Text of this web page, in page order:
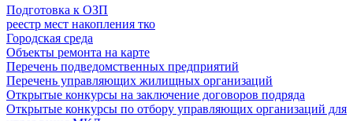
Подготовка к ОЗП
реестр мест накопления тко
Городская среда
Объекты ремонта на карте
Перечень подведомственных предприятий
Перечень управляющих жилищных организаций
Открытые конкурсы на заключение договоров подряда
Открытые конкурсы по отбору управляющих организаций для